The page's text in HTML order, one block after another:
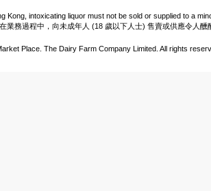
Kong, intoxicating liquor must not be sold or supplied to a
業務過程中，向未成年人 (18 歲以下人士) 售賣或供應令人醺
Place. The Dairy Farm Company Limited. All rights